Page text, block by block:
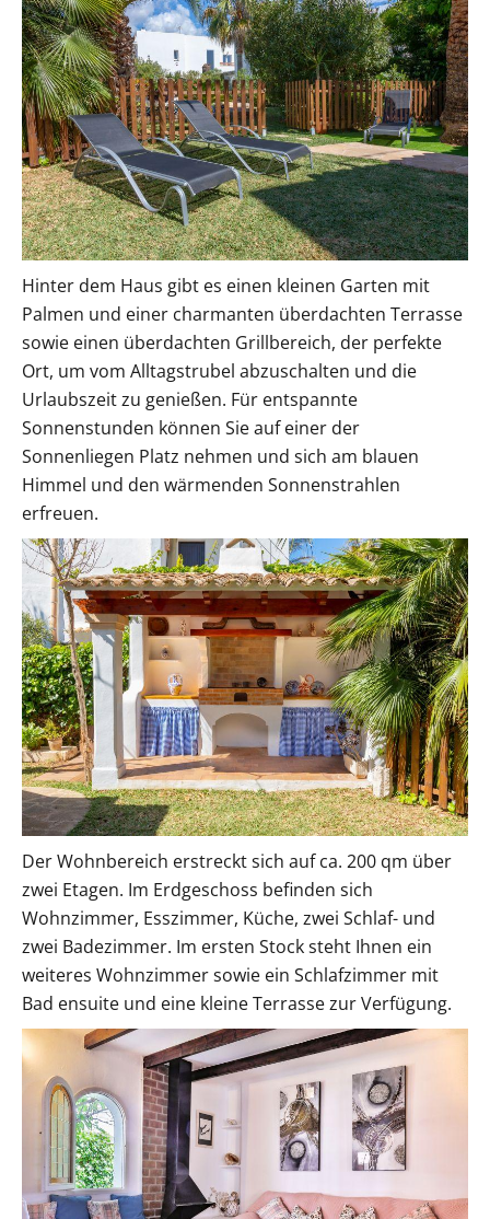
Hinter dem Haus gibt es einen kleinen Garten mit
Palmen und einer charmanten überdachten Terrasse
sowie einen überdachten Grillbereich, der perfekte
Ort, um vom Alltagstrubel abzuschalten und die
Urlaubszeit zu genießen. Für entspannte
Sonnenstunden können Sie auf einer der
Sonnenliegen Platz nehmen und sich am blauen
Himmel und den wärmenden Sonnenstrahlen
erfreuen.
Der Wohnbereich erstreckt sich auf ca. 200 qm über
zwei Etagen. Im Erdgeschoss befinden sich
Wohnzimmer, Esszimmer, Küche, zwei Schlaf- und
zwei Badezimmer. Im ersten Stock steht Ihnen ein
weiteres Wohnzimmer sowie ein Schlafzimmer mit
Bad ensuite und eine kleine Terrasse zur Verfügung.